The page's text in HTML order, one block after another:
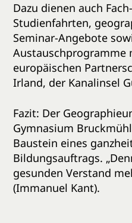
Dazu dienen auch
Studienfahrten,
Seminar-Angebote
Austauschprogramme
europäischen
Irland, der Kanalinsel
Fazit: Der
Gymnasium
Baustein eines
Bildungsauftrags.
gesunden Verstand
(Immanuel Kant).